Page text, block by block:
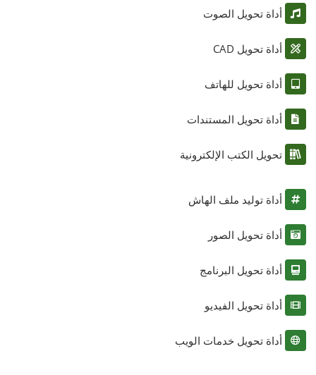
أداة تحويل الصوت
أداة تحويل CAD
أداة تحويل للهاتف
أداة تحويل المستندات
تحويل الكتب الإلكترونية
أداة توليد ملف الهاش
أداة تحويل الصور
أداة تحويل البرنامج
أداة تحويل الفيديو
أداة تحويل خدمات الويب